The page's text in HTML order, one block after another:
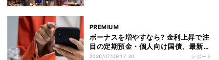
PREMIUM
ボーナスを増やすなら? 金利上昇で注
目の定期預金・個人向け国債、最新金
利を一覧比較
2026/07/09 17:30 レポート